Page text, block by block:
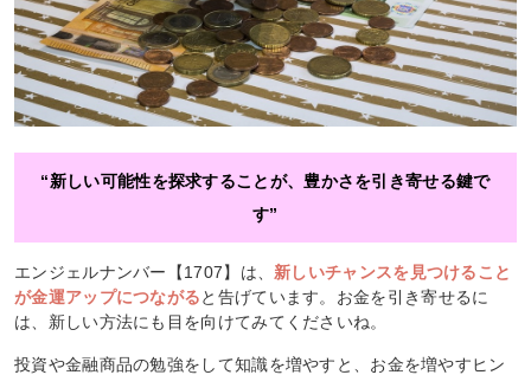
“新しい可能性を探求することが、豊かさを引き寄せる鍵で
す”
エンジェルナンバー【1707】は、 新しいチャンスを見つけること
が金運アップにつながると告げています。お金を引き寄せるに
は、新しい方法にも目を向けてみてくださいね。
投資や金融商品の勉強をして知識を増やすと、お金を増やすヒン